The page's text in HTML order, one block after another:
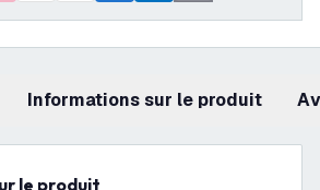
Informations sur le produit
le produit